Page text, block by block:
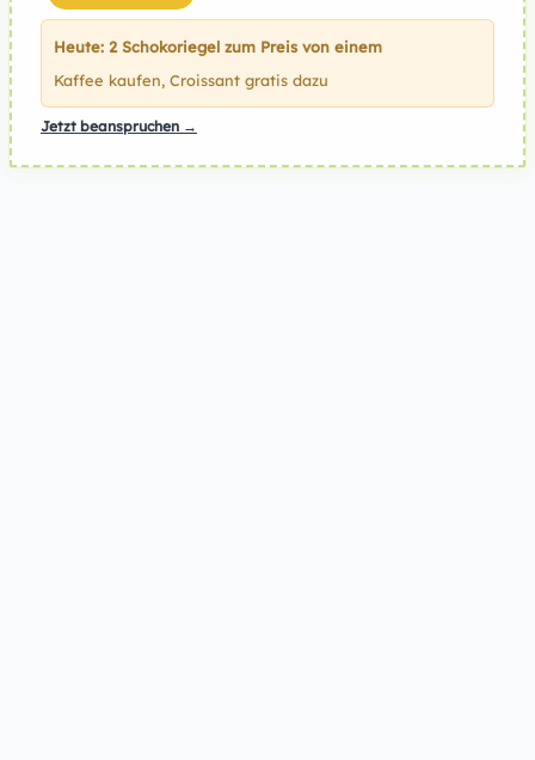
Heute: 2 Schokoriegel zum Preis von einem
Kaffee kaufen, Croissant gratis dazu
Jetzt beanspruchen →